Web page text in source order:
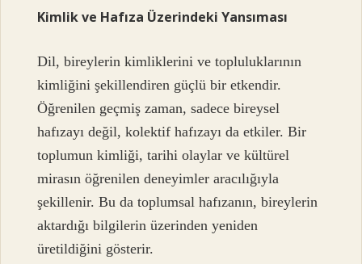
Kimlik ve Hafıza Üzerindeki Yansıması
Dil, bireylerin kimliklerini ve topluluklarının
kimliğini şekillendiren güçlü bir etkendir.
Öğrenilen geçmiş zaman, sadece bireysel
hafızayı değil, kolektif hafızayı da etkiler. Bir
toplumun kimliği, tarihi olaylar ve kültürel
mirasın öğrenilen deneyimler aracılığıyla
şekillenir. Bu da toplumsal hafızanın, bireylerin
aktardığı bilgilerin üzerinden yeniden
üretildiğini gösterir.